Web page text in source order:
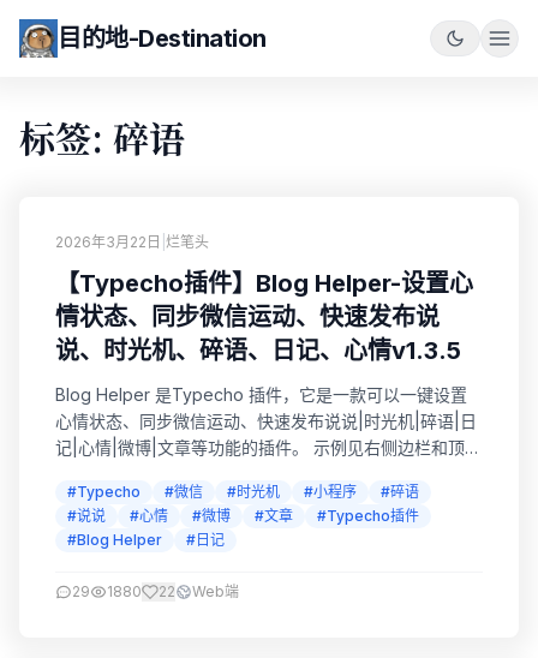
目的地-Destination
标签: 碎语
2026年3月22日 烂笔头
【Typecho插件】Blog Helper-设置心
情状态、同步微信运动、快速发布说
说、时光机、碎语、日记、心情v1.3.5
Blog Helper 是Typecho 插件，它是一款可以一键设置
心情状态、同步微信运动、快速发布说说|时光机|碎语|日
记|心情|微博|文章等功能的插件。 示例见右侧边栏和顶部
件】Blog Helper v1.0.0 完整文档 【Typecho插件】
Blog Helper v1.3.5 更新说明 Blog Helper 文...
#Typecho #微信 #时光机 #小程序
#碎语
#说说
#心情 #微博 #文章
#Typecho插件
#Blog Helper
#日记
29 1880 22 Web端